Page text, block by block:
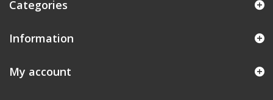
Categories
Information
My account